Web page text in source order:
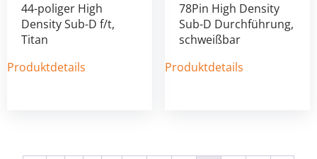
44-poliger High
Density Sub-D f/t,
Titan
Produktdetails
78Pin High Density
Sub-D Durchführung,
schweißbar
Produktdetails